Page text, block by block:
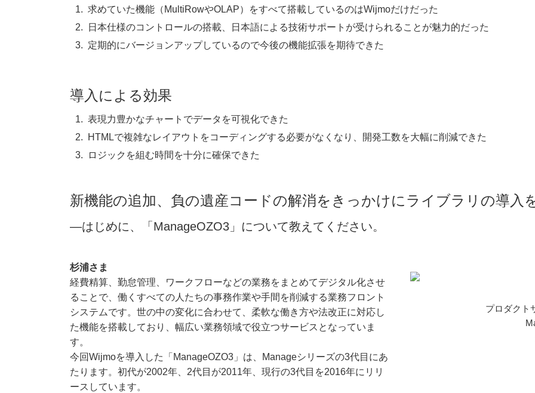
求めていた機能（MultiRowやOLAP）をすべて搭載しているのはWijmoだけだった
日本仕様のコントロールの搭載、日本語による技術サポートが受けられることが魅力的だった
定期的にバージョンアップしているので今後の機能拡張を期待できた
導入による効果
表現力豊かなチャートでデータを可視化できた
HTMLで複雑なレイアウトをコーディングする必要がなくなり、開発工数を大幅に削減できた
ロジックを組む時間を十分に確保できた
新機能の追加、負の遺産コードの解消をきっかけにライブラリの導入
―はじめに、「ManageOZO3」について教えてください。
杉浦さま
経費精算、勤怠管理、ワークフローなどの業務をまとめてデジタル化させ
ることで、働くすべての人たちの事務作業や手間を削減する業務フロント
システムです。世の中の変化に合わせて、柔軟な働き方や法改正に対応し
た機能を搭載しており、幅広い業務領域で役立つサービスとなっていま
す。
今回Wijmoを導入した「ManageOZO3」は、Manageシリーズの3代目にあ
たります。初代が2002年、2代目が2011年、現行の3代目を2016年にリリ
ースしています。
プロダクト